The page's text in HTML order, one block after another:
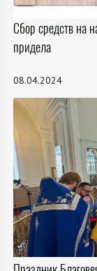
Сбор средств на
придела
08.04.2024